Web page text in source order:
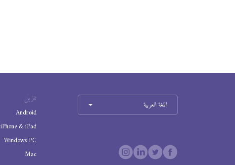
تنزيل
Android
iPhone & iPad
Windows PC
Mac
اللغة العربية